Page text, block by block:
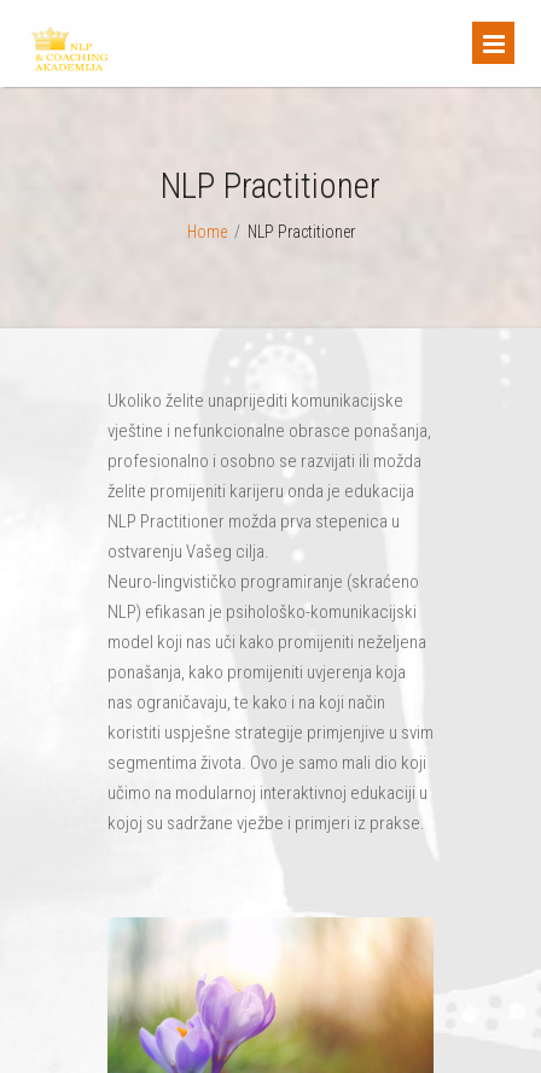
NLP Practitioner
Home / NLP Practitioner
Ukoliko želite unaprijediti komunikacijske
vještine i nefunkcionalne obrasce ponašanja,
profesionalno i osobno se razvijati ili možda
želite promijeniti karijeru onda je edukacija
NLP Practitioner možda prva stepenica u
ostvarenju Vašeg cilja.
Neuro-lingvističko programiranje (skraćeno
NLP) efikasan je psihološko-komunikacijski
model koji nas uči kako promijeniti neželjena
ponašanja, kako promijeniti uvjerenja koja
nas ograničavaju, te kako i na koji način
koristiti uspješne strategije primjenjive u svim
segmentima života. Ovo je samo mali dio koji
učimo na modularnoj interaktivnoj edukaciji u
kojoj su sadržane vježbe i primjeri iz prakse.